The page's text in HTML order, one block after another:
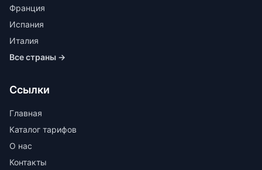
Франция
Испания
Италия
Все страны →
Ссылки
Главная
Каталог тарифов
О нас
Контакты